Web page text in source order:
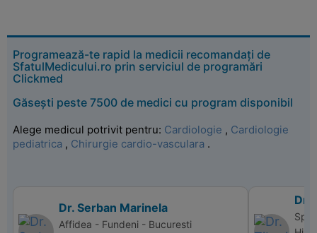
Programează-te rapid la medicii recomandați de
SfatulMedicului.ro prin serviciul de programări
Clickmed
Găsești peste 7500 de medici cu program disponibil
Alege medicul potrivit pentru: Cardiologie , Cardiologie
pediatrica , Chirurgie cardio-vasculara .
Dr. Serban Marinela
Affidea - Fundeni - Bucuresti
Dr.